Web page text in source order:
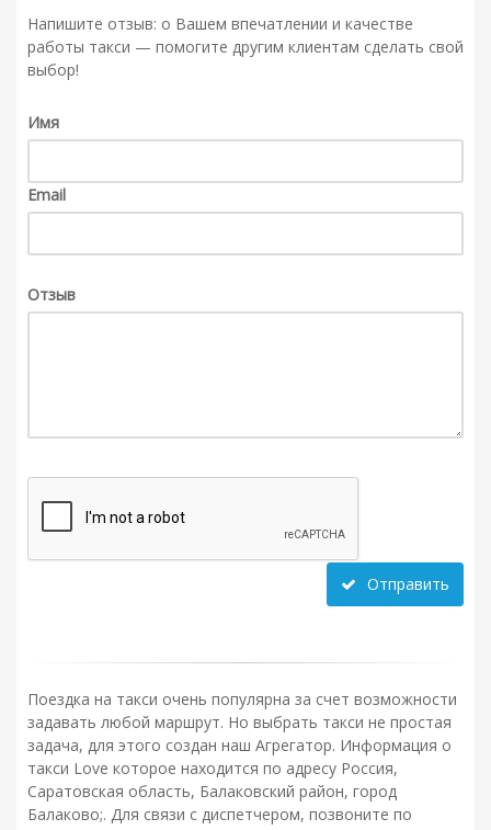
Напишите отзыв: о Вашем впечатлении и качестве
работы такси — помогите другим клиентам сделать свой
выбор!
Имя
Email
Отзыв
Отправить
Поездка на такси очень популярна за счет возможности
задавать любой маршрут. Но выбрать такси не простая
задача, для этого создан наш Агрегатор. Информация о
такси Love которое находится по адресу Россия,
Саратовская область, Балаковский район, город
Балаково;. Для связи с диспетчером, позвоните по